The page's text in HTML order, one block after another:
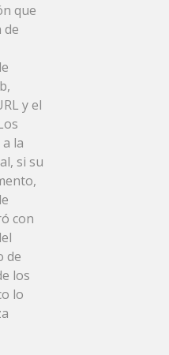
que
de
y el
la
si su
con
de
los
lo